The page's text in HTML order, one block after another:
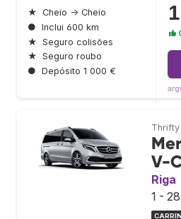
★ Cheio → Cheio
● Inclui 600 km
★ Seguro colisões
★ Seguro roubo
● Depósito 1 000 €
Thrifty
V-
Riga
1 -